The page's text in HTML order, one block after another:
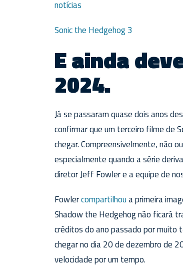
notícias
Sonic the Hedgehog 3
E ainda
2024.
Já se passaram quase dois anos
confirmar que um terceiro filme de
chegar. Compreensivelmente, não
especialmente quando a série
diretor Jeff Fowler e a equipe de
Fowlercompartilhoua primeira
Shadow the Hedgehog não ficará
créditos do ano passado por muito
chegar no dia 20 de dezembro de
velocidade por um tempo.